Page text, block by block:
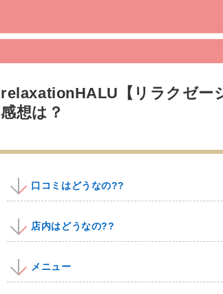
relaxationHALU【リラクゼー
感想は？
口コミはどうなの??
店内はどうなの??
メニュー